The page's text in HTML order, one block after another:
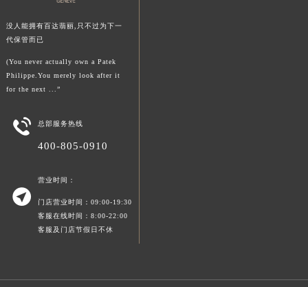
没人能拥有百达翡丽,只不过为下一
代保管而已
(You never actually own a Patek
Philippe.You merely look after it
for the next ...”
 总部服务热线
400-805-0910

营业时间：
门店营业时间：09:00-19:30
客服在线时间：8:00-22:00
客服及门店节假日不休